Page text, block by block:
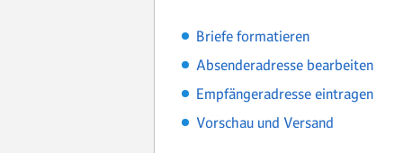
Briefe formatieren
Absenderadresse bearbeiten
Empfängeradresse eintragen
Vorschau und Versand